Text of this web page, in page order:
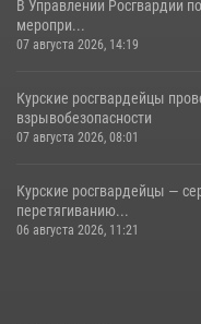
В Управлении Росгвардии
меропри...
07 августа 2026, 14:19
Курские росгвардейцы
взрывобезопасности
07 августа 2026, 08:01
Курские росгвардейцы —
перетягиванию...
06 августа 2026, 11:21